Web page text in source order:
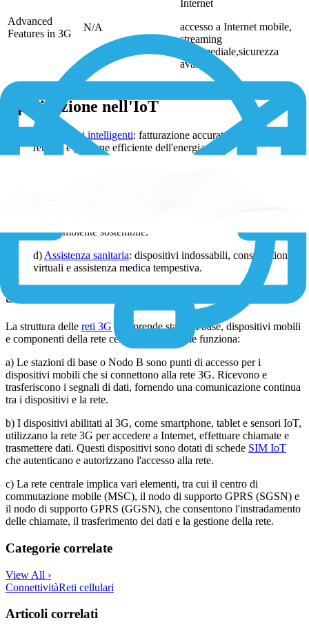
Advanced
Features in 3G
N/A
Internet
accesso a Internet mobile,
streaming
multimediale,sicurezza
avanzata
Applicazione nell'IoT
Contatori intelligenti: fatturazione accurata, monitoraggio
remoto e gestione efficiente dell'energia.
: monitoraggio dei livelli di
di un ambiente sostenibile.
d)Assistenza sanitaria: dispositivi indossabili, consultazioni
virtuali e assistenza medica tempestiva.
Struttura e funzionalità del 3G
La struttura delle reti 3Gcomprende stazioni base, dispositivi mobili
e componenti della rete centrale. Ecco come funziona:
a) Le stazioni di base o Nodo B sono punti di accesso per i
dispositivi mobili che si connettono alla rete 3G. Ricevono e
trasferiscono i segnali di dati, fornendo una comunicazione continua
tra i dispositivi e la rete.
b) I dispositivi abilitati al 3G, come smartphone, tablet e sensori IoT,
utilizzano la rete 3G per accedere a Internet, effettuare chiamate e
trasmettere dati. Questi dispositivi sono dotati di schede SIM IoT
che autenticano e autorizzano l'accesso alla rete.
c) La rete centrale implica vari elementi, tra cui il centro di
commutazione mobile (MSC), il nodo di supporto GPRS (SGSN) e
il nodo di supporto GPRS (GGSN), che consentono l'instradamento
delle chiamate, il trasferimento dei dati e la gestione della rete.
Categorie correlate
View All ›
ConnettivitàReti cellulari
Articoli correlati